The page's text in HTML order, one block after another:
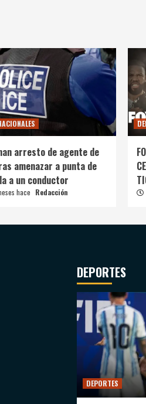
arresto de agente de
amenazar a punta de
a un conductor
hace Redacción
DEPORTES
DEPORTES